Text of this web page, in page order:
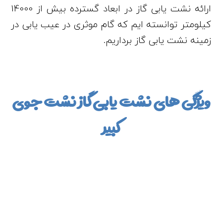
ارائه نشت یابی گاز در ابعاد گسترده بیش از 14000
کیلومتر توانسته ایم که گام موثری در عیب یابی در
زمینه نشت یابی گاز برداریم.
ویژگی های نشت یابی گاز نشت جوی
کبیر